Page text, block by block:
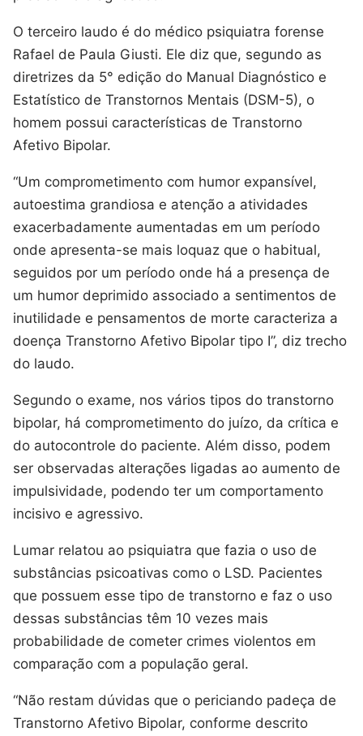
O terceiro laudo é do médico psiquiatra forense
Rafael de Paula Giusti. Ele diz que, segundo as
diretrizes da 5° edição do Manual Diagnóstico e
Estatístico de Transtornos Mentais (DSM-5), o
homem possui características de Transtorno
Afetivo Bipolar.
“Um comprometimento com humor expansível,
autoestima grandiosa e atenção a atividades
exacerbadamente aumentadas em um período
onde apresenta-se mais loquaz que o habitual,
seguidos por um período onde há a presença de
um humor deprimido associado a sentimentos de
inutilidade e pensamentos de morte caracteriza a
doença Transtorno Afetivo Bipolar tipo I”, diz trecho
do laudo.
Segundo o exame, nos vários tipos do transtorno
bipolar, há comprometimento do juízo, da crítica e
do autocontrole do paciente. Além disso, podem
ser observadas alterações ligadas ao aumento de
impulsividade, podendo ter um comportamento
incisivo e agressivo.
Lumar relatou ao psiquiatra que fazia o uso de
substâncias psicoativas como o LSD. Pacientes
que possuem esse tipo de transtorno e faz o uso
dessas substâncias têm 10 vezes mais
probabilidade de cometer crimes violentos em
comparação com a população geral.
“Não restam dúvidas que o periciando padeça de
Transtorno Afetivo Bipolar, conforme descrito